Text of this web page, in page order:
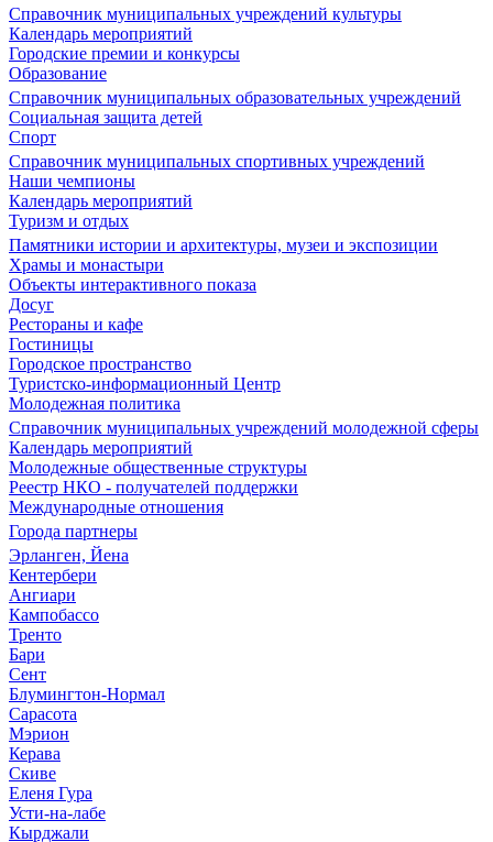
Справочник муниципальных учреждений культуры
Календарь мероприятий
Городские премии и конкурсы
Образование
Справочник муниципальных образовательных учреждений
Социальная защита детей
Спорт
Справочник муниципальных спортивных учреждений
Наши чемпионы
Календарь мероприятий
Туризм и отдых
Памятники истории и архитектуры, музеи и экспозиции
Храмы и монастыри
Объекты интерактивного показа
Досуг
Рестораны и кафе
Гостиницы
Городское пространство
Туристско-информационный Центр
Молодежная политика
Справочник муниципальных учреждений молодежной сферы
Календарь мероприятий
Молодежные общественные структуры
Реестр НКО - получателей поддержки
Международные отношения
Города партнеры
Эрланген, Йена
Кентербери
Ангиари
Кампобассо
Тренто
Бари
Сент
Блумингтон-Нормал
Сарасота
Мэрион
Керава
Скиве
Еленя Гура
Усти-на-лабе
Кырджали